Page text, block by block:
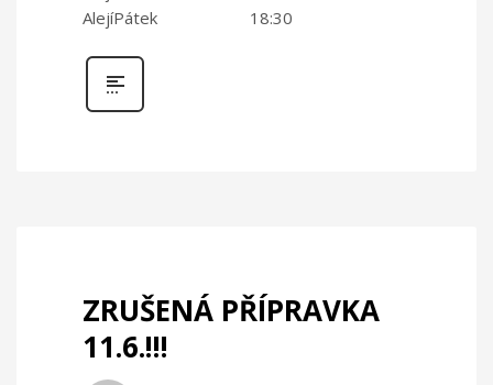
AlejíPátek 18:30
ZRUŠENÁ PŘÍPRAVKA
11.6.!!!